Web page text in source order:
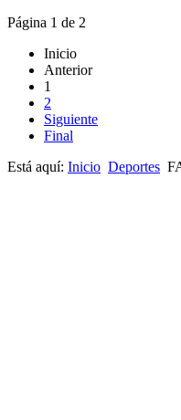
Página 1 de 2
Inicio
Anterior
1
2
Siguiente
Final
Está aquí: Inicio Deportes